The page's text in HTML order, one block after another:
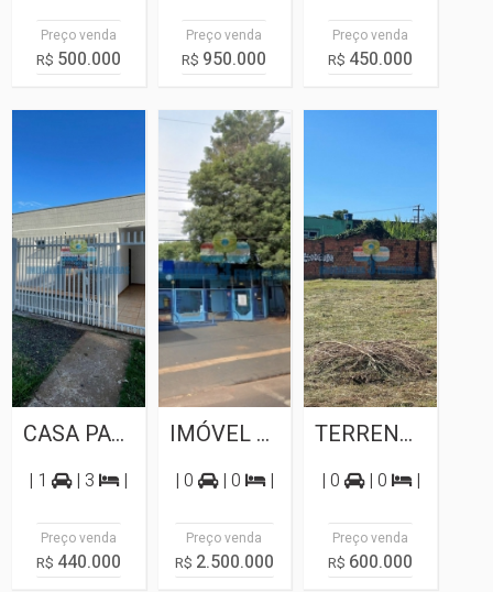
Preço venda
R$ 500.000
Preço venda
R$ 950.000
Preço venda
R$ 450.000
CASA PARA VENDA NA AVENIDA GRAMADO
| 1 | 3 |
Preço venda
R$ 440.000
Sala
Comercial
IMÓVEL COMERCIAL PARA VENDA NA VILA...
| 0 | 0 |
Preço venda
R$ 2.500.000
TERRENO A VENDA LINHA GUARAPUAVA
| 0 | 0 |
Preço venda
R$ 600.000